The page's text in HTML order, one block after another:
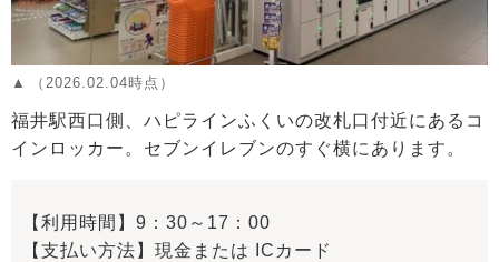
（2026.02.04時点）
福井駅西口側、ハピラインふくいの改札口付近にあるコ
インロッカー。セブンイレブンのすぐ横にあります。
【利用時間】9：30～17：00
【支払い方法】現金または ICカード